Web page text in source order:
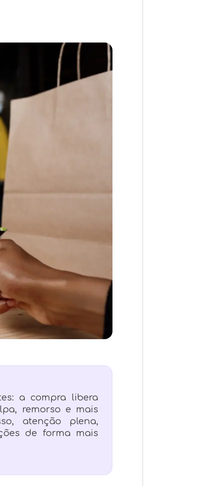
a compra libera
remorso e mais
atenção plena,
de forma mais